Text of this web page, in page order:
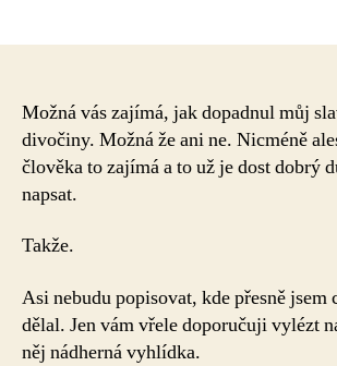
zenu
Možná vás zajímá, jak dopadnul můj
divočiny. Možná že ani ne. Nicméně
člověka to zajímá a to už je dost dobrý
napsat.
Takže.
Asi nebudu popisovat, kde přesně jsem
dělal. Jen vám vřele doporučuji vylézt
něj nádherná vyhlídka.